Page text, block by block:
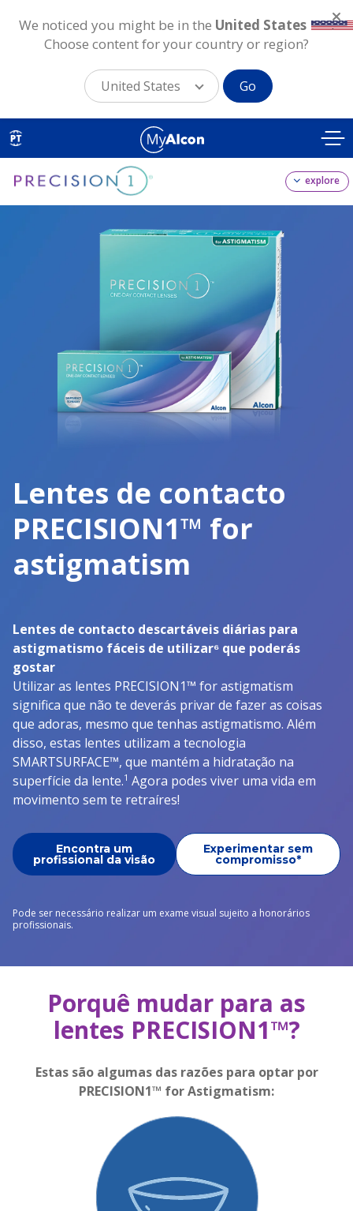
to
main
content
PT
explore
Lentes de contacto
PRECISION1™ for
astigmatism
Lentes de contacto descartáveis diárias para
astigmatismo fáceis de utilizar⁶ que poderás
gostar
Utilizar as lentes PRECISION1™ for astigmatism
significa que não te deverás privar de fazer as coisas
que adoras, mesmo que tenhas astigmatismo. Além
disso, estas lentes utilizam a tecnologia
SMARTSURFACE™, que mantém a hidratação na
superfície da lente.1 Agora podes viver uma vida em
movimento sem te retraíres!
Encontra um
profissional da visão
Experimentar sem
compromisso*
Pode ser necessário realizar um exame visual sujeito a honorários
profissionais.
Porquê mudar para as
lentes PRECISION1™?
Estas são algumas das razões para optar por
PRECISION1™ for Astigmatism:
We noticed you might be in the United States
.
Choose content for your country or region?
United States Go